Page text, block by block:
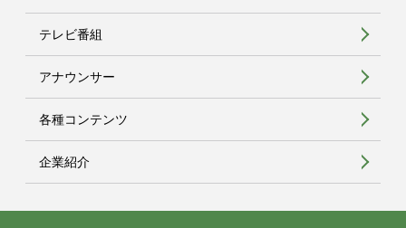
テレビ番組
アナウンサー
各種コンテンツ
企業紹介